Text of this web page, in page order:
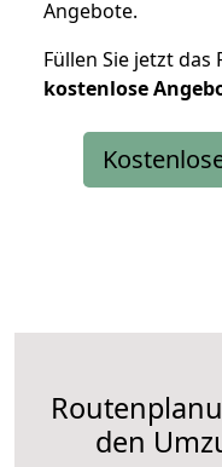
Angebote.
Füllen Sie jetzt
kostenlose
den